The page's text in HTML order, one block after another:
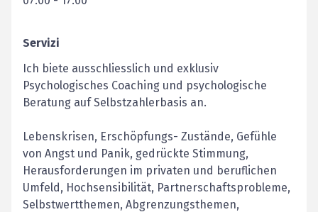
Servizi
Ich biete ausschliesslich und exklusiv
Psychologisches Coaching und psychologische
Beratung auf Selbstzahlerbasis an.
Lebenskrisen, Erschöpfungs- Zustände, Gefühle
von Angst und Panik, gedrückte Stimmung,
Herausforderungen im privaten und beruflichen
Umfeld, Hochsensibilität, Partnerschaftsprobleme,
Selbstwertthemen, Abgrenzungsthemen,